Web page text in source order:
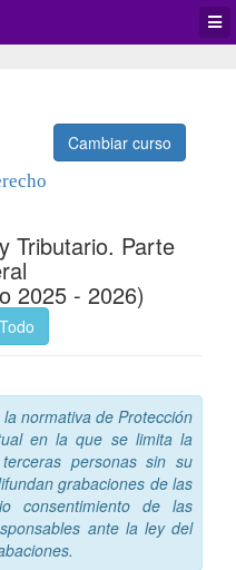
Cambiar curso
Tributario. Parte
2025 - 2026)
normativa de Protección
en la que se limita la
personas sin su
grabaciones de las
consentimiento de las
ante la ley del